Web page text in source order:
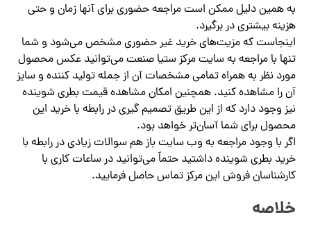
به همین دلیل ممکن است مراجعه حضوری برای آنها زمان و حتی
هزینه بیشتری در برگیرد.
اینجاست که مزیت‌های خرید غیر حضوری مشخص می‌شود و شما
تنها با مراجعه به سایت مرکز ستیا صنعت می‌توانید عکس محصول
مورد نظر به همراه تمامی مشخصات آن از جمله تولید کننده و سایز
آن را مشاهده کنید. همچنین امکان مشاهده قیمت بطری شوینده
نیز وجود دارد که از این طریق تصمیم گیری در رابطه با خرید این
محصول برای شما آسان‌تر خواهد بود.
اگر با وجود مراجعه به وب سایت باز هم سوالات زیادی در رابطه با
خرید بطری شوینده داشتید حتماً می‌توانید در ساعات کاری با
کارشناسان فروش این مرکز تماس حاصل فرمایید.
خلاصه